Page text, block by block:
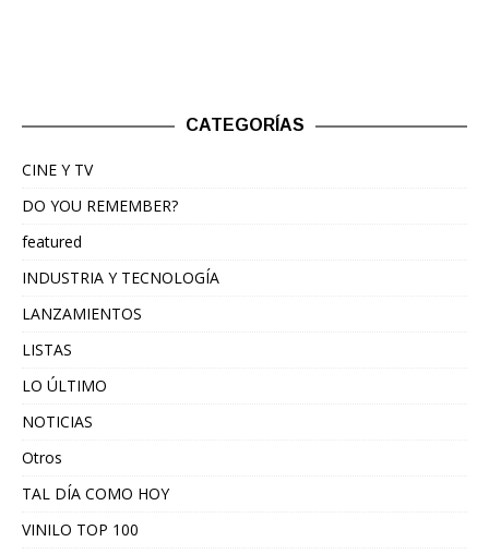
CATEGORÍAS
CINE Y TV
DO YOU REMEMBER?
featured
INDUSTRIA Y TECNOLOGÍA
LANZAMIENTOS
LISTAS
LO ÚLTIMO
NOTICIAS
Otros
TAL DÍA COMO HOY
VINILO TOP 100